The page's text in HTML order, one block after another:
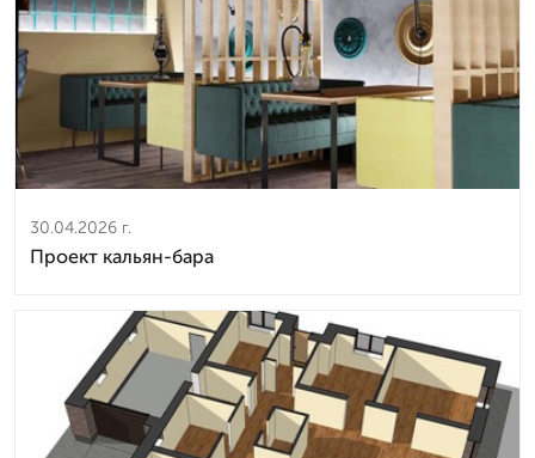
30.04.2026 г.
Проект кальян-бара